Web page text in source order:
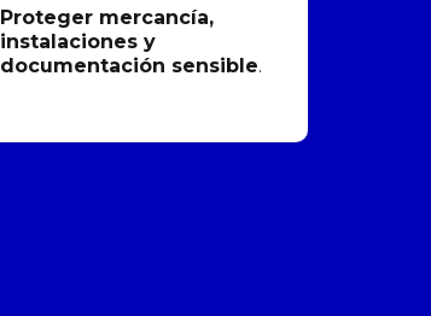
Proteger mercancía,
instalaciones y
documentación sensible.